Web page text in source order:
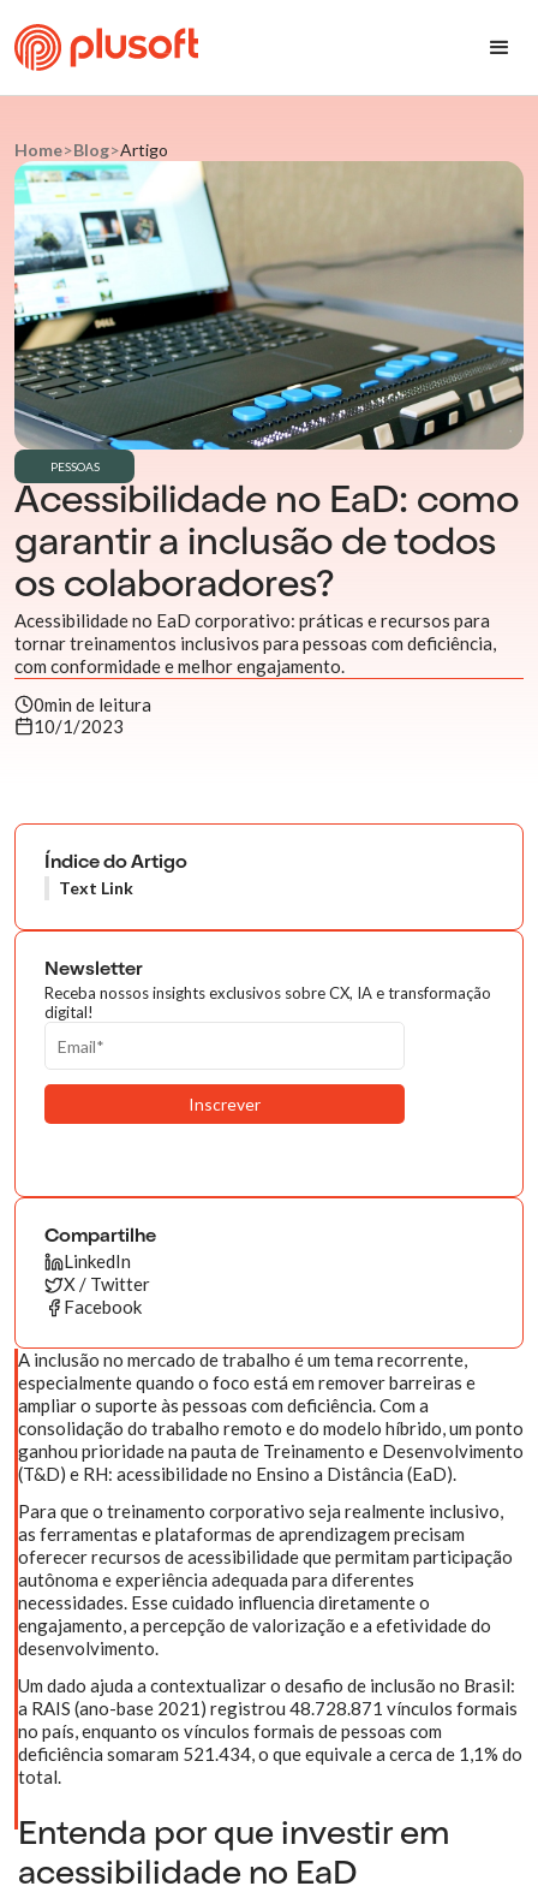
Home>Blog>Artigo
PESSOAS
Acessibilidade no EaD: como
garantir a inclusão de todos
os colaboradores?
Acessibilidade no EaD corporativo: práticas e recursos para
tornar treinamentos inclusivos para pessoas com deficiência,
com conformidade e melhor engajamento.
0min de leitura
10/1/2023
A inclusão no mercado de trabalho é um tema recorrente,
especialmente quando o foco está em remover barreiras e
ampliar o suporte às pessoas com deficiência. Com a
consolidação do trabalho remoto e do modelo híbrido, um ponto
ganhou prioridade na pauta de Treinamento e Desenvolvimento
(T&D) e RH: acessibilidade no Ensino a Distância (EaD).
Para que o treinamento corporativo seja realmente inclusivo,
as ferramentas e plataformas de aprendizagem precisam
oferecer recursos de acessibilidade que permitam participação
autônoma e experiência adequada para diferentes
necessidades. Esse cuidado influencia diretamente o
engajamento, a percepção de valorização e a efetividade do
desenvolvimento.
Um dado ajuda a contextualizar o desafio de inclusão no Brasil:
a RAIS (ano-base 2021) registrou 48.728.871 vínculos formais
no país, enquanto os vínculos formais de pessoas com
deficiência somaram 521.434, o que equivale a cerca de 1,1% do
total.
Entenda por que investir em
acessibilidade no EaD
Índice do Artigo
Text Link
Newsletter
Receba nossos insights exclusivos sobre CX, IA e transformação
digital!
Compartilhe
LinkedIn
X / Twitter
Facebook